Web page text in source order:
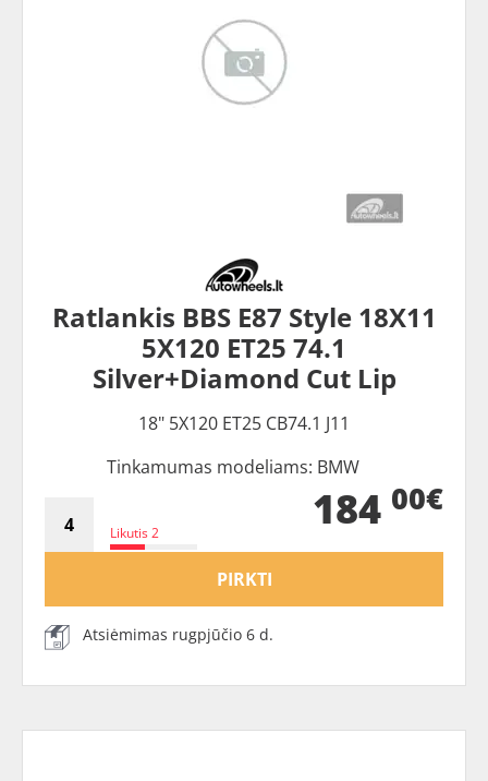
Ratlankis BBS E87 Style 18X11
5X120 ET25 74.1
Silver+Diamond Cut Lip
18" 5X120 ET25 CB74.1 J11
Tinkamumas modeliams: BMW
Likutis 2 184 00€
PIRKTI
Atsiėmimas rugpjūčio 6 d.